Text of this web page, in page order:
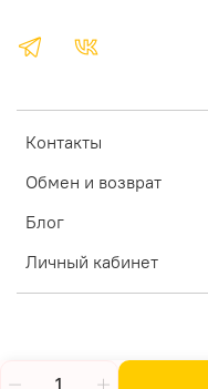
Контакты
Обмен и возврат
Блог
Личный кабинет